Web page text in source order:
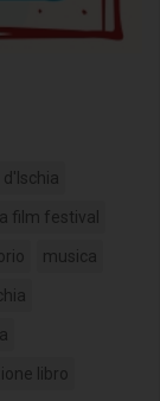
d'Ischia
film festival
musica
libro